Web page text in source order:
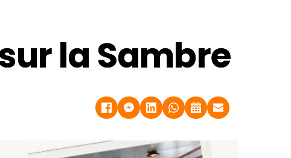
la Sambre